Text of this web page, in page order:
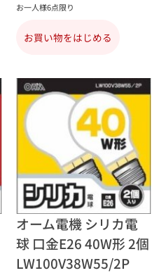
お一人様6点限り
お買い物をはじめる
オーム電機 シリカ電
球 口金E26 40W形 2個
LW100V38W55/2P